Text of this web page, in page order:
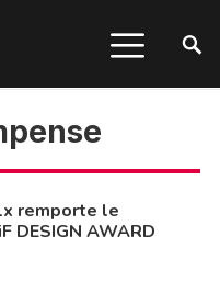
remporte le
DESIGN AWARD